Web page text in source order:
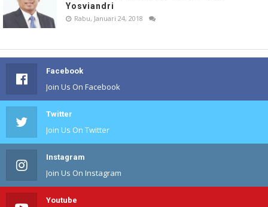
Yosviandri
Rabu, Januari 24, 2018
Facebook
Join Us On Facebook
Twitter
Join Us On Twitter
Instagram
Join Us On Instagram
Youtube